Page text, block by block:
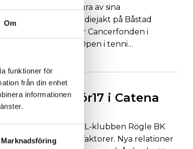
Om
funktioner för
från din enhet
informationen
Marknadsföring
Group bjöd in några av sina
till birdiejakt på Båstad
till förmån för Cancerfonden i
med Nordea Open i tenni…
12-12
i Catena
engagemang i SHL-klubben Rögle BK
flera positiva faktorer. Nya relationer